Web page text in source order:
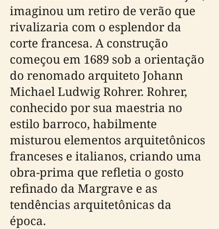
imaginou um retiro de verão que
rivalizaria com o esplendor da
corte francesa. A construção
começou em 1689 sob a orientação
do renomado arquiteto Johann
Michael Ludwig Rohrer. Rohrer,
conhecido por sua maestria no
estilo barroco, habilmente
misturou elementos arquitetônicos
franceses e italianos, criando uma
obra-prima que refletia o gosto
refinado da Margrave e as
tendências arquitetônicas da
época.